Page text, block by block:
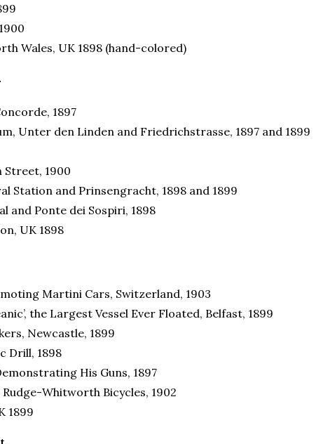
Wales, UK 1898 (hand-colored)
1897
Unter den Linden and Friedrichstrasse, 1897 and 1899
Street, 1900
Station and Prinsengracht, 1898 and 1899
and Ponte dei Sospiri, 1898
UK 1898
Martini Cars, Switzerland, 1903
the Largest Vessel Ever Floated, Belfast, 1899
Newcastle, 1899
Drill, 1898
His Guns, 1897
Whitworth Bicycles, 1902
1899